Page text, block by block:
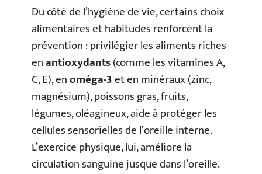
Du côté de l’hygiène de vie, certains choix
alimentaires et habitudes renforcent la
prévention : privilégier les aliments riches
enantioxydants(comme les vitamines A,
C, E), enoméga-3et en minéraux (zinc,
magnésium), poissons gras, fruits,
légumes, oléagineux, aide à protéger les
cellules sensorielles de l’oreille interne.
L’exercice physique, lui, améliore la
circulation sanguine jusque dans l’oreille.